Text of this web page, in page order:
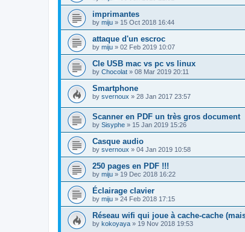
imprimantes
by miju » 15 Oct 2018 16:44
attaque d'un escroc
by miju » 02 Feb 2019 10:07
Cle USB mac vs pc vs linux
by Chocolat » 08 Mar 2019 20:11
Smartphone
by svernoux » 28 Jan 2017 23:57
Scanner en PDF un très gros document
by Sisyphe » 15 Jan 2019 15:26
Casque audio
by svernoux » 04 Jan 2019 10:58
250 pages en PDF !!!
by miju » 19 Dec 2018 16:22
Éclairage clavier
by miju » 24 Feb 2018 17:15
Réseau wifi qui joue à cache-cache
by kokoyaya » 19 Nov 2018 19:53